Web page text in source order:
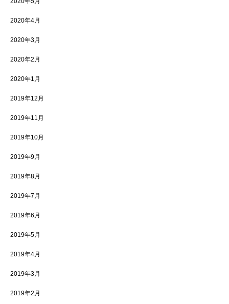
2020年4月
2020年3月
2020年2月
2020年1月
2019年12月
2019年11月
2019年10月
2019年9月
2019年8月
2019年7月
2019年6月
2019年5月
2019年4月
2019年3月
2019年2月